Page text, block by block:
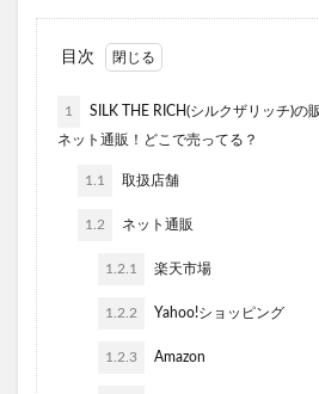
目次
1
SILK THE RICH(シルクザリッチ)の
ネット通販！どこで売ってる？
1.1 取扱店舗
1.2 ネット通販
1.2.1 楽天市場
1.2.2 Yahoo!ショッピング
1.2.3 Amazon